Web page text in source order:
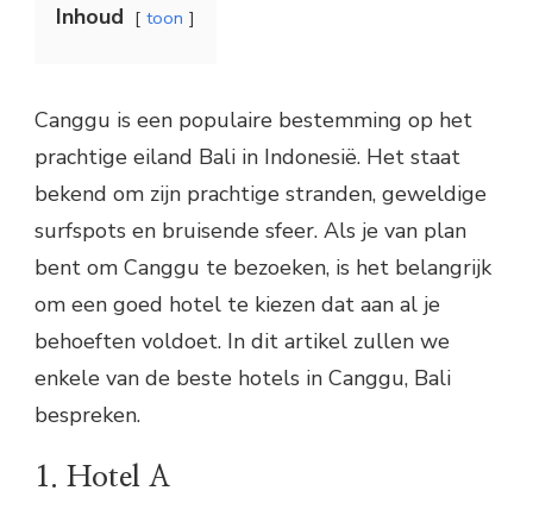
Inhoud toon
Canggu is een populaire bestemming op het
prachtige eiland Bali in Indonesië. Het staat
bekend om zijn prachtige stranden, geweldige
surfspots en bruisende sfeer. Als je van plan
bent om Canggu te bezoeken, is het belangrijk
om een goed hotel te kiezen dat aan al je
behoeften voldoet. In dit artikel zullen we
enkele van de beste hotels in Canggu, Bali
bespreken.
1. Hotel A